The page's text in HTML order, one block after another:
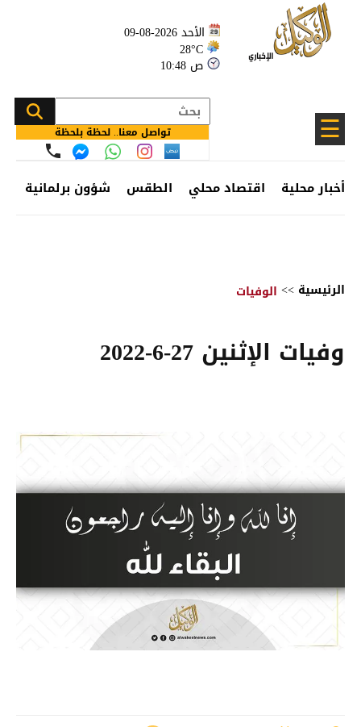
الأحد 2026-08-09
28°C
10:48 ص
☰ تواصل معنا.. لحظة بلحظة
أخبار محلية اقتصاد محلي الطقس شؤون برلمانية
الرئيسية >> الوفيات
وفيات الإثنين 27-6-2022